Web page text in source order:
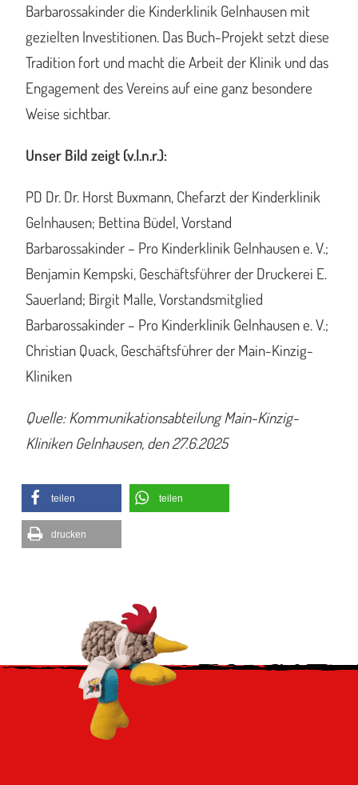
Barbarossakinder die Kinderklinik Gelnhausen mit
gezielten Investitionen. Das Buch-Projekt setzt diese
Tradition fort und macht die Arbeit der Klinik und das
Engagement des Vereins auf eine ganz besondere
Weise sichtbar.
Unser Bild zeigt (v.l.n.r.):
PD Dr. Dr. Horst Buxmann, Chefarzt der Kinderklinik
Gelnhausen; Bettina Büdel, Vorstand
Barbarossakinder – Pro Kinderklinik Gelnhausen e. V.;
Benjamin Kempski, Geschäftsführer der Druckerei E.
Sauerland; Birgit Malle, Vorstandsmitglied
Barbarossakinder – Pro Kinderklinik Gelnhausen e. V.;
Christian Quack, Geschäftsführer der Main-Kinzig-
Kliniken
Quelle: Kommunikationsabteilung Main-Kinzig-
Kliniken Gelnhausen, den 27.6.2025
teilen teilen
drucken